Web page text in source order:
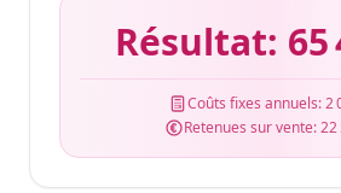
Résultat: 65
Coûts fixes annuels:2
Retenues sur vente:22